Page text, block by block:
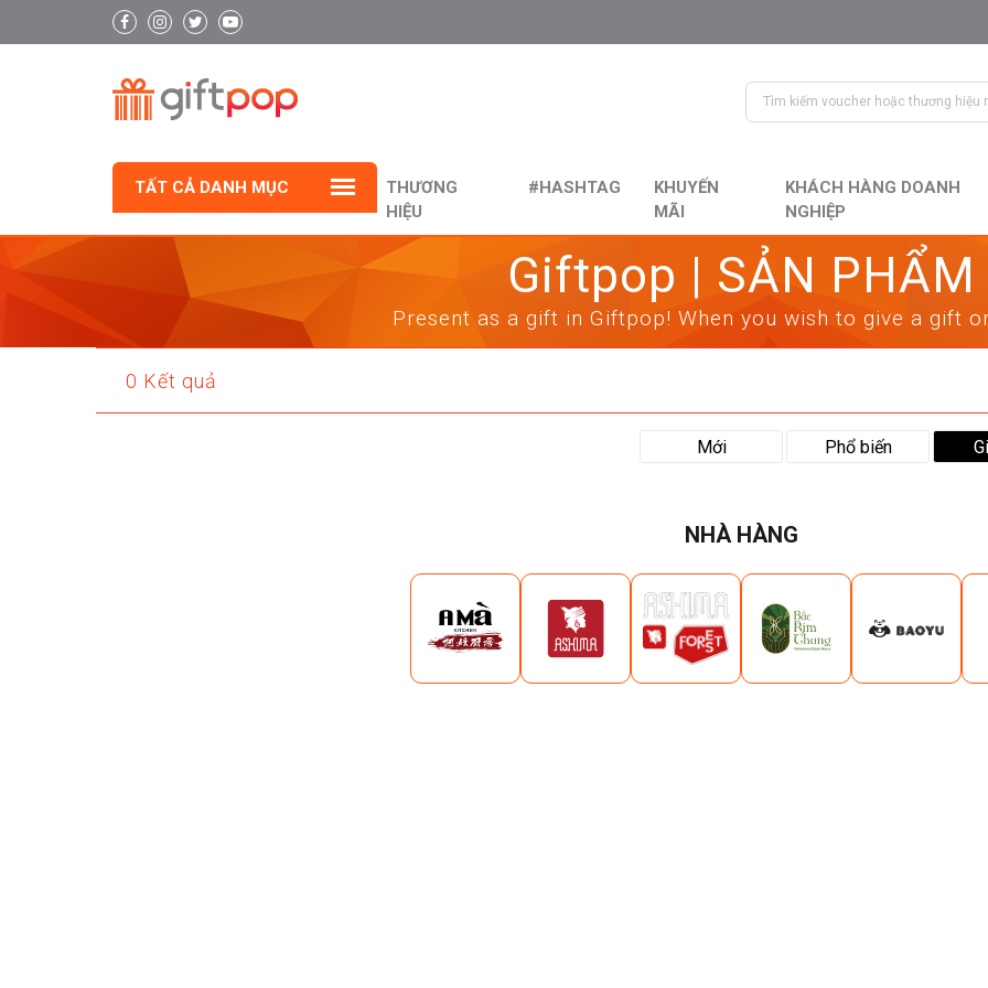
TẤT CẢ DANH MỤC
THƯƠNG
HIỆU
#HASHTAG
KHUYẾN
MÃI
KHÁCH HÀNG DOANH
NGHIỆP
Giftpop | SẢN PHẨM
Present as a gift in Giftpop! When you wish to give a gift
0 Kết quả
Mới Phổ biến
NHÀ HÀNG